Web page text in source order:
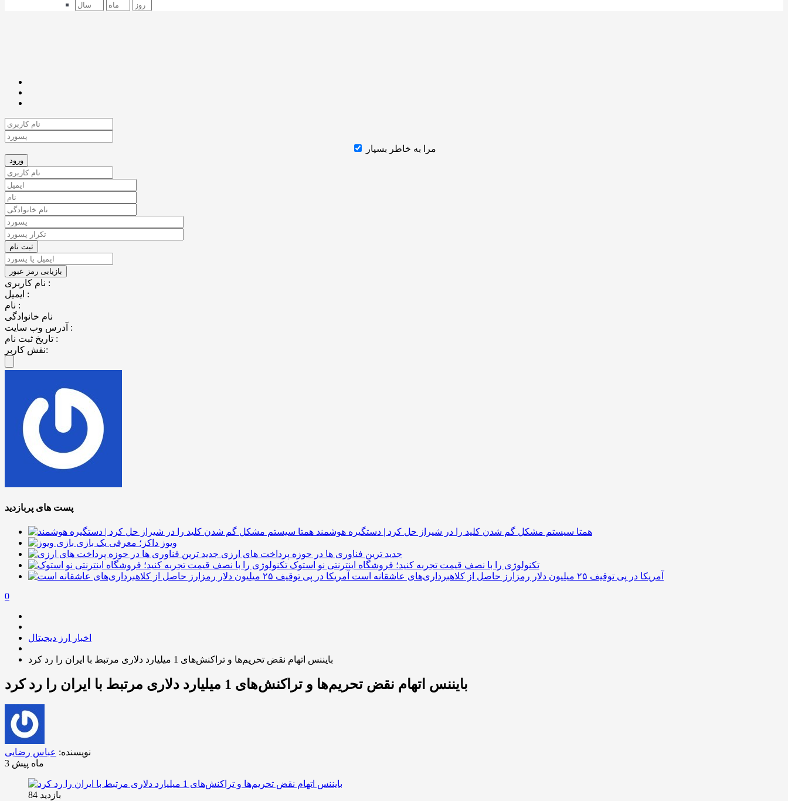
مرا به خاطر بسپار
نام کاربری :
ایمیل :
نام :
نام خانوادگی
آدرس وب سایت :
تاریخ ثبت نام :
نقش کاربر:
پست های پربازدید
همتا سیستم مشکل گم شدن کلید را در شیراز حل کرد | دستگیره هوشمند
ویوز داکز؛ معرفی یک بازی
جدید ترین فناوری ها در حوزه پرداخت های ارزی
تکنولوژی را با نصف قیمت تجربه کنید؛ فروشگاه اینترنتی نو استوک
آمریکا در پی توقیف ۲۵ میلیون دلار رمزارز حاصل از کلاهبرداری‌های عاشقانه است
0
اخبار ارز دیجیتال
بایننس اتهام نقض تحریم‌ها و تراکنش‌های 1 میلیارد دلاری مرتبط با ایران را رد کرد
بایننس اتهام نقض تحریم‌ها و تراکنش‌های 1 میلیارد دلاری مرتبط با ایران را رد کرد
نویسنده: عباس رضایی
3 ماه پیش
بازدید 84